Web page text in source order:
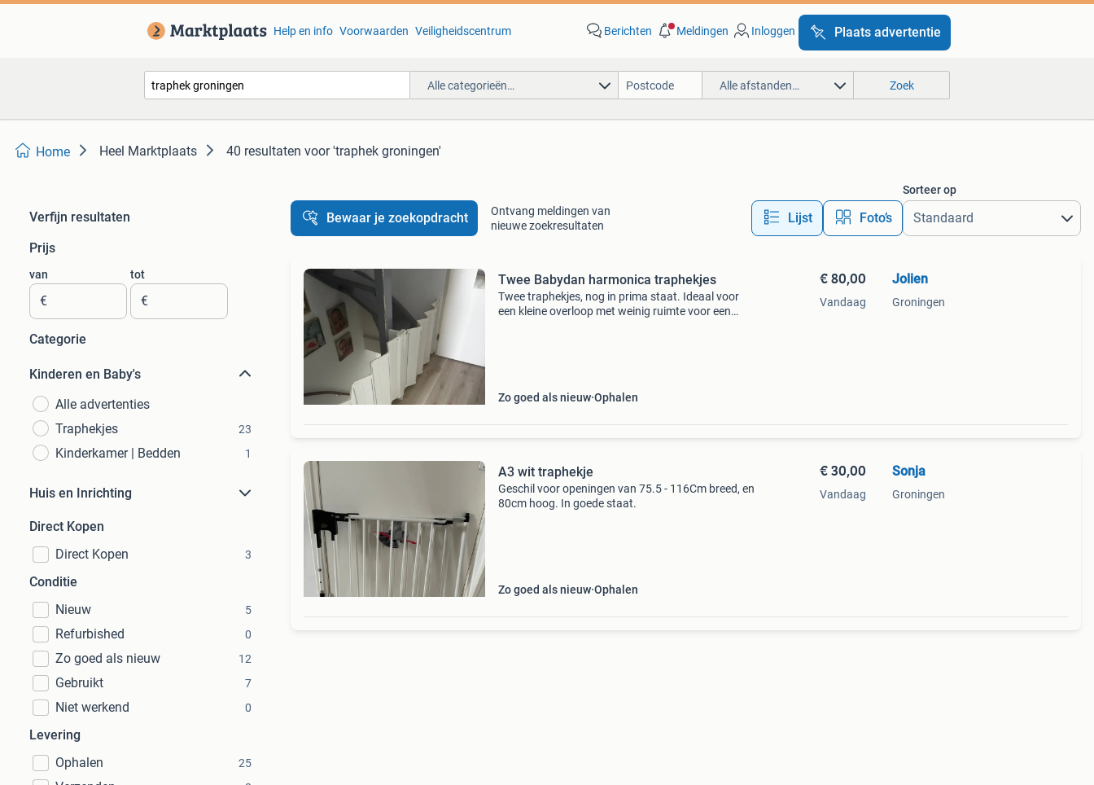
Help en info Voorwaarden Veiligheidscentrum Berichten Meldingen Inloggen Plaats advertentie
Alle categorieën… Alle afstanden… Zoek
Home Heel Marktplaats 40 resultaten voor 'traphek groningen'
Verfijn resultaten
Prijs
van
€
tot
€
Categorie
Kinderen en Baby's
Alle advertenties
Traphekjes
23
Kinderkamer | Bedden 1
Huis en Inrichting
Direct Kopen
Direct Kopen
3
Conditie
Nieuw
5
Refurbished 0
Zo goed als nieuw 12
Gebruikt 7
Niet werkend 0
Levering
Ophalen
25
Bewaar je zoekopdracht
Ontvang meldingen van
nieuwe zoekresultaten
Lijst Foto’s
Sorteer op
Twee Babydan harmonica traphekjes
Twee traphekjes, nog in prima staat. Ideaal voor
een kleine overloop met weinig ruimte voor een
Zo goed als nieuw Ophalen
€ 80,00
Vandaag
Jolien
Groningen
A3 wit traphekje
Geschil voor openingen van 75.5 - 116Cm breed, en
80cm hoog. In goede staat.
Zo goed als nieuw Ophalen
€ 30,00
Vandaag
Sonja
Groningen